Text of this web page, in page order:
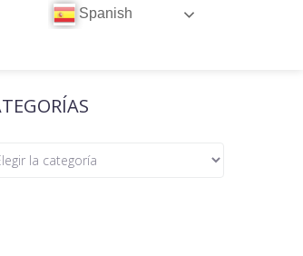
Spanish